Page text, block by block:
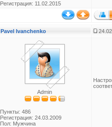
Регистрация: 11.02.2015
Pavel Ivanchenko
Admin
Пункты: 486
Регистрация: 24.03.2009
Пол: Мужчина